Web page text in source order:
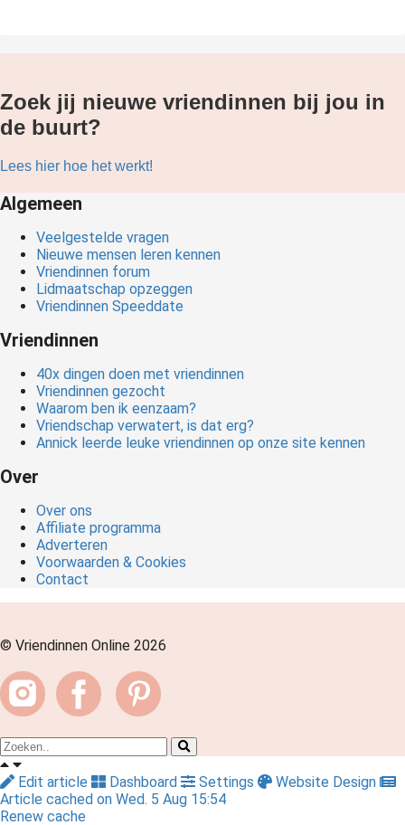
Zoek jij nieuwe vriendinnen bij jou in
de buurt?
Lees hier hoe het werkt!
Algemeen
Veelgestelde vragen
Nieuwe mensen leren kennen
Vriendinnen forum
Lidmaatschap opzeggen
Vriendinnen Speeddate
Vriendinnen
40x dingen doen met vriendinnen
Vriendinnen gezocht
Waarom ben ik eenzaam?
Vriendschap verwatert, is dat erg?
Annick leerde leuke vriendinnen op onze site kennen
Over
Over ons
Affiliate programma
Adverteren
Voorwaarden & Cookies
Contact
© Vriendinnen Online 2026
Edit article Dashboard Settings
Website Design
Article cached on Wed. 5 Aug 15:54
Renew cache